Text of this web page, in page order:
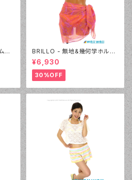
ビ
BRILLO - 無地&幾何学ホルタ
ー 2Wayパレオセット（3313 -
20:オレンジ）
¥6,930
30%OFF